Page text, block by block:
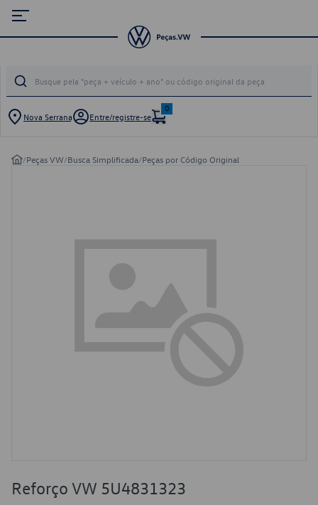
Nova Serrana Entre/registre-se
0
/Peças VW/Busca Simplificada/Peças por Código Original
Reforço VW 5U4831323